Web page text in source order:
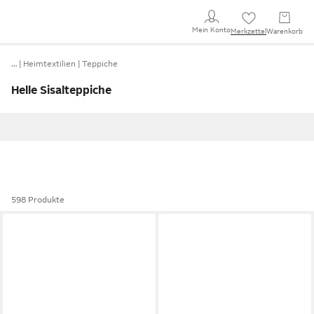
Mein KontoMerkzettel Warenkorb
… Heimtextilien Teppiche
Helle Sisalteppiche
598 Produkte